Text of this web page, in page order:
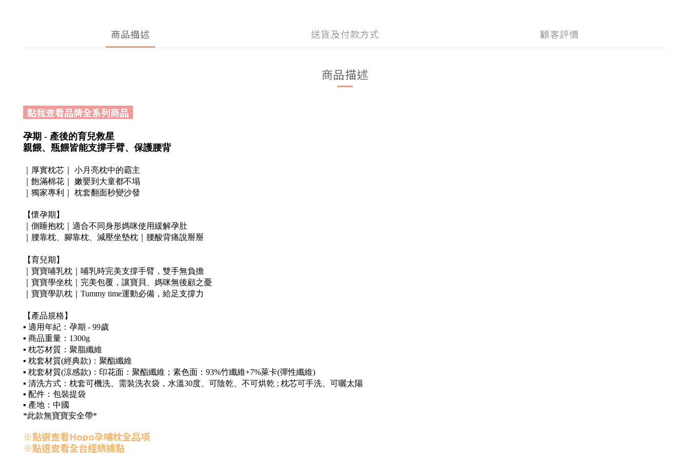
商品描述 送貨及付款方式 顧客評價
商品描述
點我查看品牌全系列商品
孕期 - 產後的育兒救星
親餵、 瓶餵皆能支撐手臂、 保護腰背
厚實枕芯｜ 小月亮枕中的霸主
飽滿棉花 嫩嬰到大童都不塌
獨家專利 枕套翻面秒變沙發
【懷孕期 】
側 睡抱枕 適合不同身形媽咪使用緩解孕肚
｜腰靠枕、 腳靠枕 減壓坐墊枕 腰酸背痛說掰掰
【育兒期 】
寶寶哺乳枕 哺乳時完美支撐手臂 ， 雙手無負擔
寶寶學坐枕 完美包覆 ， 讓寶貝 媽咪無後顧之憂
寶寶學趴枕 Tummy time運動必備 ， 給足支撐力
【 產品規格 】
▪️ 適用年紀：孕期 - 99歲
▪️ 商品重量： 1300g
▪️ 枕芯材質：聚脂纖維
▪️ 枕套材質(經典款) ：聚酯纖維
▪️ 枕套材質(涼感款) ： 印花面 ： 聚酯纖維 ； 素色面： 93%竹纖維+7%萊卡(彈性纖維)
▪️ 清洗方式： 枕套可機洗、需裝洗衣袋，水溫30度、可陰乾、不可烘乾 ; 枕芯可手洗、可曬太陽
▪️ 配件：包裝提袋
▪️ 產地：中國
*此款無寶寶安全帶*
※點選查看Hopo孕哺枕全品項
※點選查看全台經銷據點